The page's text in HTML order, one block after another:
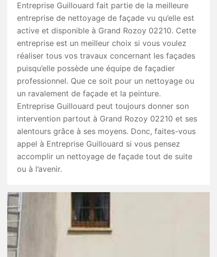
Entreprise Guillouard fait partie de la meilleure
entreprise de nettoyage de façade vu qu’elle est
active et disponible à Grand Rozoy 02210. Cette
entreprise est un meilleur choix si vous voulez
réaliser tous vos travaux concernant les façades
puisqu’elle possède une équipe de façadier
professionnel. Que ce soit pour un nettoyage ou
un ravalement de façade et la peinture.
Entreprise Guillouard peut toujours donner son
intervention partout à Grand Rozoy 02210 et ses
alentours grâce à ses moyens. Donc, faites-vous
appel à Entreprise Guillouard si vous pensez
accomplir un nettoyage de façade tout de suite
ou à l’avenir.